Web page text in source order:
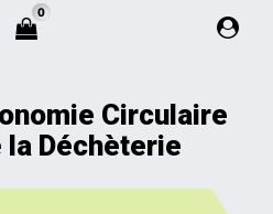
0
Circulaire
Déchèterie